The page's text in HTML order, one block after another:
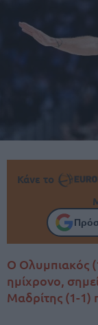
Κάνε το
Ο Ολυμπιακός
ημίχρονο,
Μαδρίτης (1-1)